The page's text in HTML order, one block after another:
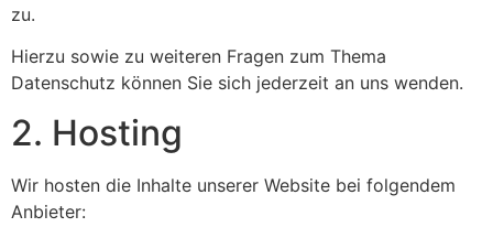
zu.
Hierzu sowie zu weiteren Fragen zum Thema
Datenschutz können Sie sich jederzeit an uns wenden.
2. Hosting
Wir hosten die Inhalte unserer Website bei folgendem
Anbieter: